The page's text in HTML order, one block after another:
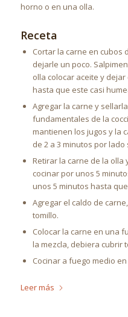
horno o en una olla.
Receta
Cortar la carne en cubos
dejarle un poco.
olla colocar aceite y
hasta que este casi
Agregar la carne y
fundamentales de la
mantienen los jugos y la
de 2 a 3 minutos por lado
Retirar la carne de la olla
cocinar por unos 5
unos 5 minutos hasta
Agregar el caldo de
tomillo.
Colocar la carne en una
la mezcla, debiera cubrir
Cocinar a fuego medio
Leer más